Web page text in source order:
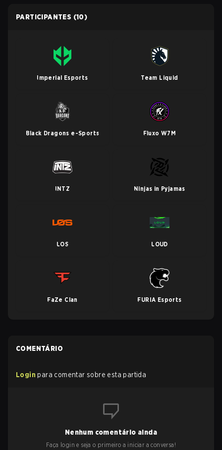
PARTICIPANTES (10)
Imperial Esports Team Liquid
Black Dragons e-Sports Fluxo W7M
INTZ Ninjas in Pyjamas
LOS LOUD
FaZe Clan FURIA Esports
COMENTÁRIO
Login para comentar sobre esta partida
Nenhum comentário ainda
Faça login e seja o primeiro a iniciar a conversa!